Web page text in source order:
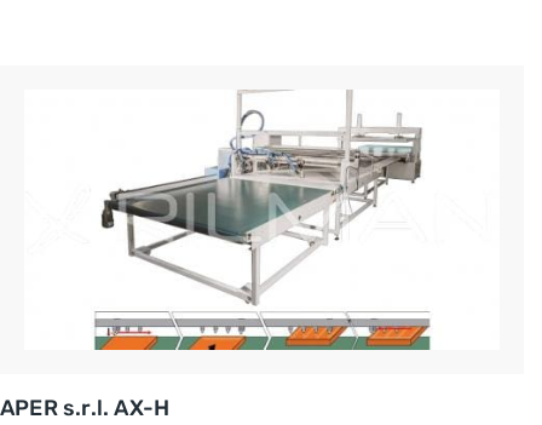
APER s.r.l. AX-H